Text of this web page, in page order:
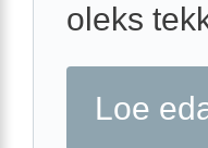
oleks
Loe